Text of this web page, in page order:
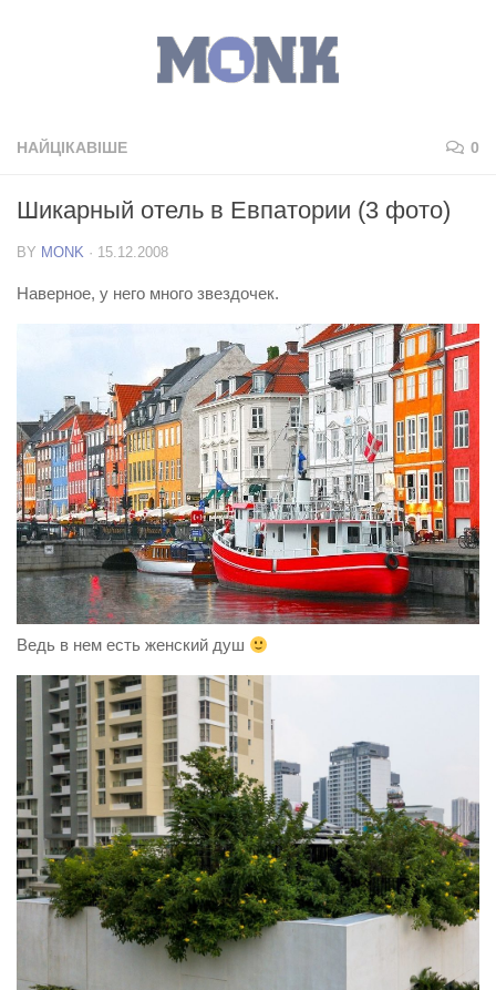
НАЙЦІКАВІШЕ 0
Шикарный отель в Евпатории (3 фото)
BY MONK · 15.12.2008
Наверное, у него много звездочек.
Ведь в нем есть женский душ